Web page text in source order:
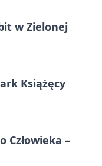
w Zielonej
Książęcy
Człowieka –